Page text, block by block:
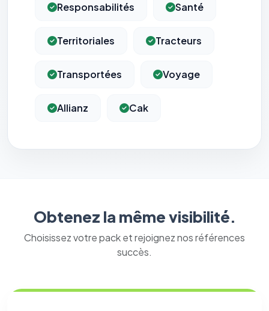
Responsabilités Santé
Territoriales Tracteurs
Transportées Voyage
Allianz Cak
Obtenez la même visibilité.
Choisissez votre pack et rejoignez nos références
succès.
Cookies essentiels TOUJOURS ACTIF
Cookies marketing
Permettent d'afficher des publicités pertinentes et de
mesurer l'efficacité de nos campagnes (Google Ads,